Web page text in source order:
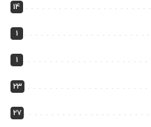
14
1
1
23
27